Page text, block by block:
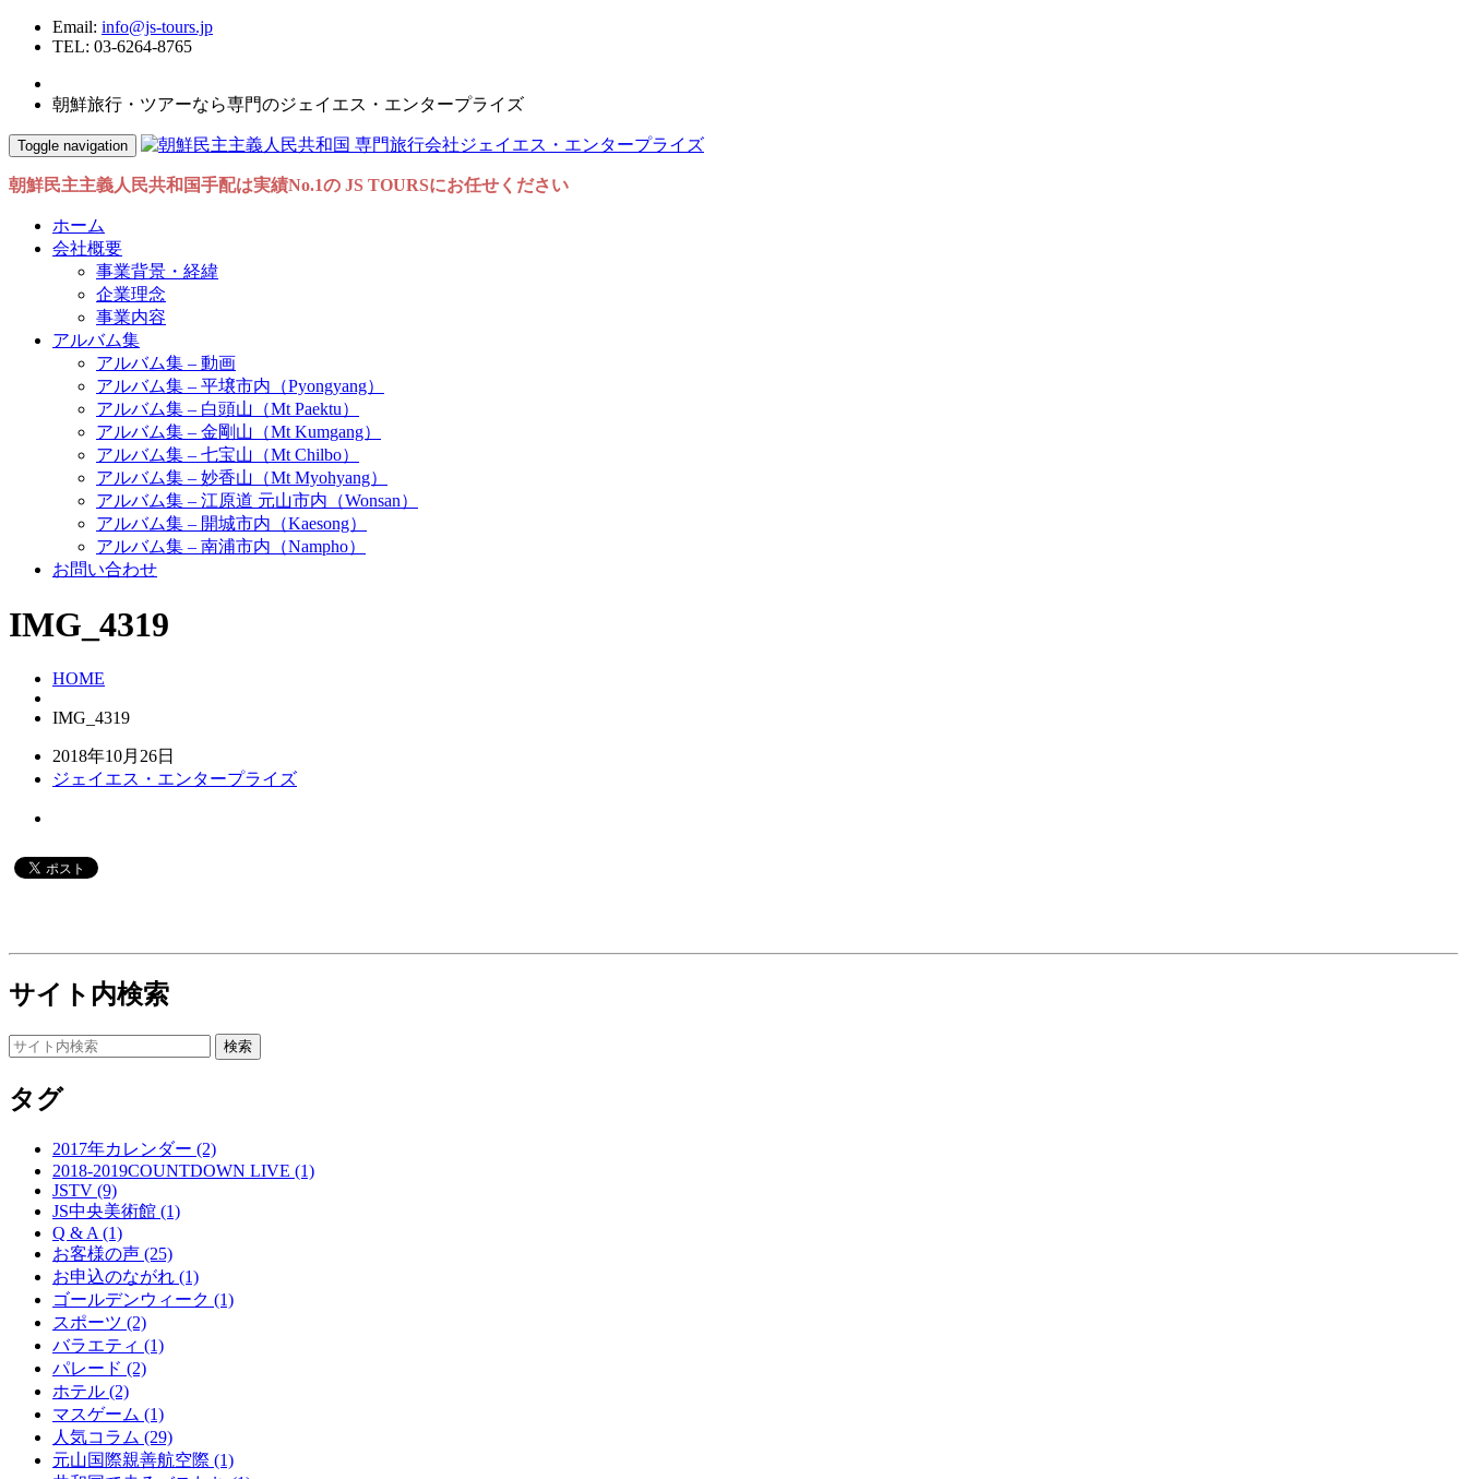
Email: info@js-tours.jp
TEL: 03-6264-8765
朝鮮旅行・ツアーなら専門のジェイエス・エンタープライズ
Toggle navigation
朝鮮民主主義人民共和国手配は実績No.1の JS TOURSにお任せください
ホーム
会社概要
事業背景・経緯
企業理念
事業内容
アルバム集
アルバム集 – 動画
アルバム集 – 平壌市内（Pyongyang）
アルバム集 – 白頭山（Mt Paektu）
アルバム集 – 金剛山（Mt Kumgang）
アルバム集 – 七宝山（Mt Chilbo）
アルバム集 – 妙香山（Mt Myohyang）
アルバム集 – 江原道 元山市内（Wonsan）
アルバム集 – 開城市内（Kaesong）
アルバム集 – 南浦市内（Nampho）
お問い合わせ
IMG_4319
HOME
IMG_4319
2018年10月26日
ジェイエス・エンタープライズ
サイト内検索
タグ
2017年カレンダー (2)
2018-2019COUNTDOWN LIVE (1)
JSTV (9)
JS中央美術館 (1)
Q & A (1)
お客様の声 (25)
お申込のながれ (1)
ゴールデンウィーク (1)
スポーツ (2)
バラエティ (1)
パレード (2)
ホテル (2)
マスゲーム (1)
人気コラム (29)
元山国際親善航空際 (1)